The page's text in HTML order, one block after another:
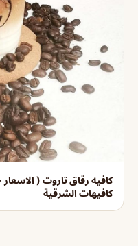
كافيه رقاق تاروت (
كافيهات الشرقية